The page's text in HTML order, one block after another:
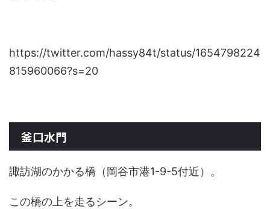
https://twitter.com/hassy84t/status/1654798224
815960066?s=20
釜口水門
諏訪湖のかかる橋（岡谷市港1-9-5付近）。
この橋の上を走るシーン。